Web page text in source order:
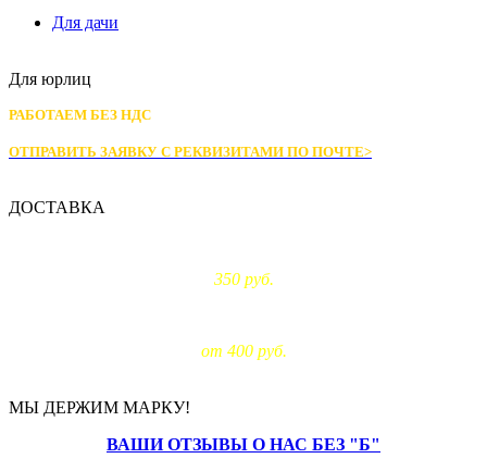
Для дачи
Для юрлиц
РАБОТАЕМ БЕЗ НДС
ОТПРАВИТЬ ЗАЯВКУ С РЕКВИЗИТАМИ ПО ПОЧТЕ>
ДОСТАВКА
350 руб.
от 400 руб.
МЫ ДЕРЖИМ МАРКУ!
ВАШИ ОТЗЫВЫ О НАС БЕЗ "Б"